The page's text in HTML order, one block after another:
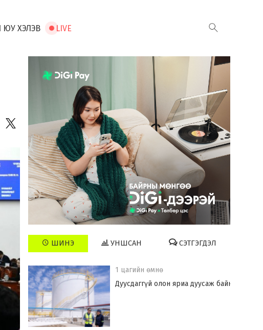
ЮУ ХЭЛЭВ LIVE
ШИНЭ УНШСАН СЭТГЭГДЭЛ
1 цагийн өмнө
Дуусдаггүй олон яриа дуусаж байна